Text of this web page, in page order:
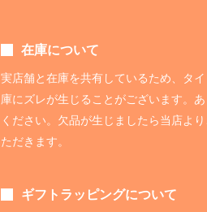
在庫について
実店舗と在庫を共有しているため、タ
庫にズレが生じることがございます。
ください。欠品が生じましたら当店よ
ただきます。
ギフトラッピングについて